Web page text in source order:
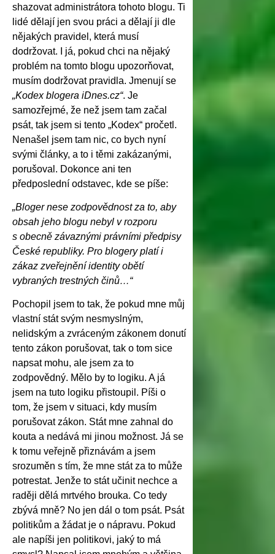
shazovat administrátora tohoto blogu. Ti
lidé dělají jen svou práci a dělají ji dle
nějakých pravidel, která musí
dodržovat. I já, pokud chci na nějaký
problém na tomto blogu upozorňovat,
musím dodržovat pravidla. Jmenují se
„Kodex blogera iDnes.cz“. Je
samozřejmé, že než jsem tam začal
psát, tak jsem si tento „Kodex“ pročetl.
Nenašel jsem tam nic, co bych nyní
svými články, a to i těmi zakázanými,
porušoval. Dokonce ani ten
předposlední odstavec, kde se píše:
„Bloger nese zodpovědnost za to, aby
obsah jeho blogu nebyl v rozporu
s obecně závaznými právními předpisy
České republiky. Pro blogery platí i
zákaz zveřejnění identity obětí
vybraných trestných činů…“
Pochopil jsem to tak, že pokud mne můj
vlastní stát svým nesmyslným,
nelidským a zvráceným zákonem donutí
tento zákon porušovat, tak o tom sice
napsat mohu, ale jsem za to
zodpovědný. Mělo by to logiku. A já
jsem na tuto logiku přistoupil. Píši o
tom, že jsem v situaci, kdy musím
porušovat zákon. Stát mne zahnal do
kouta a nedává mi jinou možnost. Já se
k tomu veřejně přiznávám a jsem
srozuměn s tím, že mne stát za to může
potrestat. Jenže to stát učinit nechce a
raději dělá mrtvého brouka. Co tedy
zbývá mně? No jen dál o tom psát. Psát
politikům a žádat je o nápravu. Pokud
ale napíši jen politikovi, jaký to má